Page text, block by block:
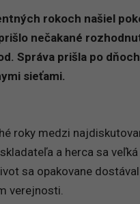
rokoch našiel
nečakané
Správa prišla po
sieťami.
roky medzi
a herca sa
sa opakovane
verejnosti.